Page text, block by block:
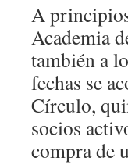
A
Academia
también a
fechas se
Círculo,
socios
compra de